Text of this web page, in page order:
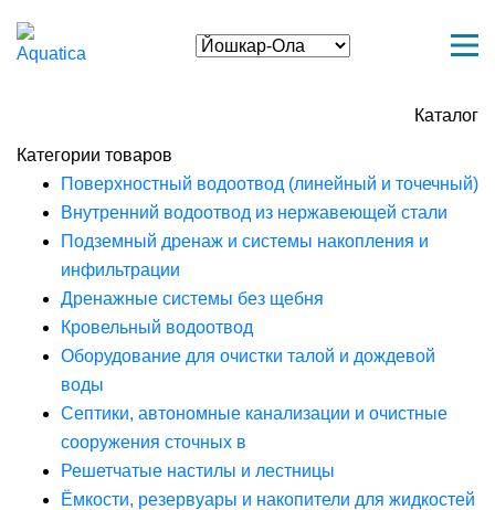
Каталог
Категории товаров
Поверхностный водоотвод (линейный и точечный)
Внутренний водоотвод из нержавеющей стали
Подземный дренаж и системы накопления и
инфильтрации
Дренажные системы без щебня
Кровельный водоотвод
Оборудование для очистки талой и дождевой
воды
Септики, автономные канализации и очистные
сооружения сточных в
Решетчатые настилы и лестницы
Ёмкости, резервуары и накопители для жидкостей